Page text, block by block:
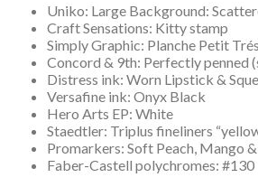
Uniko: Large Background:
Craft Sensations: Kitty stamp
Simply Graphic: Planche Petit
Concord & 9th: Perfectly penned
Distress ink: Worn Lipstick &
Versafine ink: Onyx Black
Hero Arts EP: White
Staedtler: Triplus fineliners
Promarkers: Soft Peach, Mango
Faber-Castell polychromes: #130